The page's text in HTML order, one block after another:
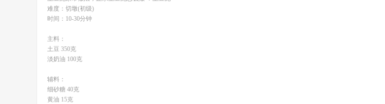
难度：切墩(初级)
时间：10-30分钟
主料：
土豆 350克
淡奶油 100克
辅料：
细砂糖 40克
黄油 15克